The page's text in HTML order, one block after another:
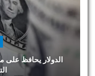
الدولار يحافظ على